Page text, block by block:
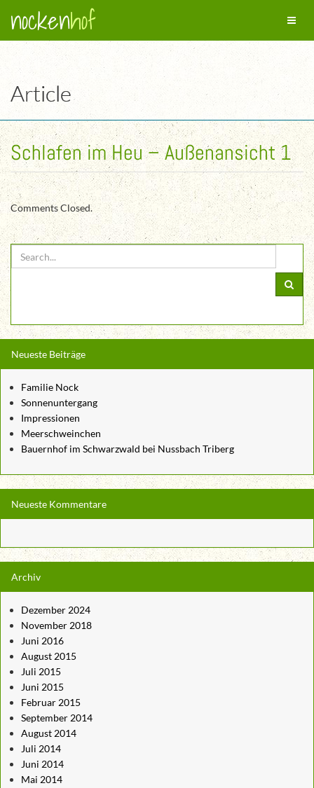
nockenhof
Toggle
Article
Schlafen im Heu – Außenansicht 1
Comments Closed.
Neueste Beiträge
Familie Nock
Sonnenuntergang
Impressionen
Meerschweinchen
Bauernhof im Schwarzwald bei Nussbach Triberg
Neueste Kommentare
Archiv
Dezember 2024
November 2018
Juni 2016
August 2015
Juli 2015
Juni 2015
Februar 2015
September 2014
August 2014
Juli 2014
Juni 2014
Mai 2014